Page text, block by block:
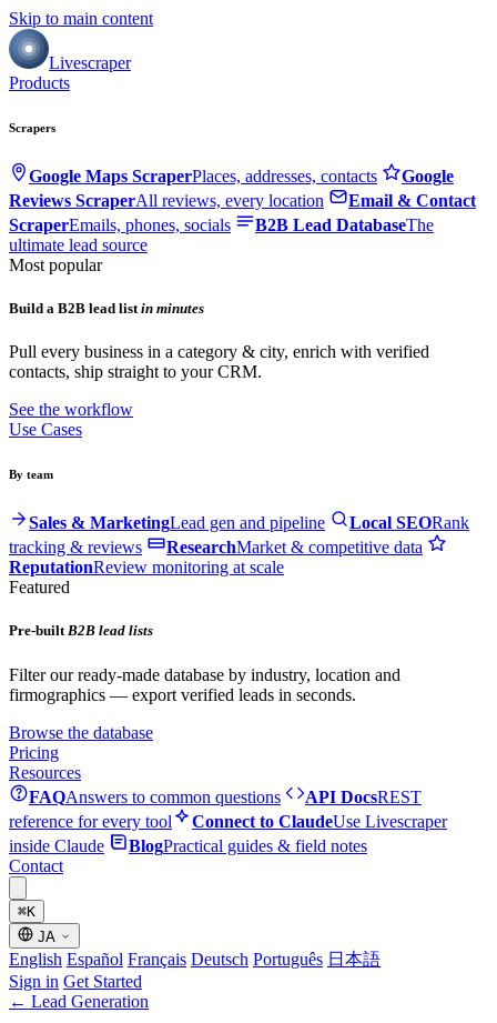
Skip to main content
Livescraper
Products
Scrapers
Google Maps ScraperPlaces, addresses, contacts
Google
Reviews ScraperAll reviews, every location
Email & Contact
ScraperEmails, phones, socials B2B Lead DatabaseThe
ultimate lead source
Most popular
Build a B2B lead listin minutes
Pull every business in a category & city, enrich with verified
contacts, ship straight to your CRM.
See the workflow
Use Cases
By team
Sales & MarketingLead gen and pipeline Local SEORank
tracking & reviews
ResearchMarket & competitive data
ReputationReview monitoring at scale
Featured
Pre-builtB2B lead lists
Filter our ready-made database by industry, location and
firmographics — export verified leads in seconds.
Browse the database
Pricing
Resources
FAQAnswers to common questions API DocsREST
reference for every tool
Connect to ClaudeUse Livescraper
inside Claude
BlogPractical guides & field notes
Contact
⌘K
JA
English Español Français Deutsch Português 日本語
Sign in Get Started
← Lead Generation